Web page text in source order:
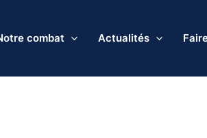
combat Actualités